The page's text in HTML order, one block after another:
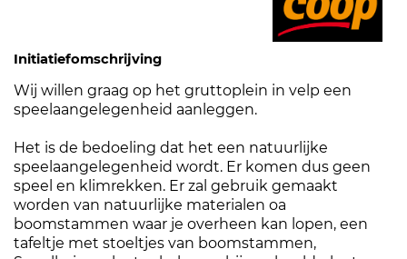
Initiatiefomschrijving
Wij willen graag op het gruttoplein in velp een
speelaangelegenheid aanleggen.
Het is de bedoeling dat het een natuurlijke
speelaangelegenheid wordt. Er komen dus geen
speel en klimrekken. Er zal gebruik gemaakt
worden van natuurlijke materialen oa
boomstammen waar je overheen kan lopen, een
tafeltje met stoeltjes van boomstammen,